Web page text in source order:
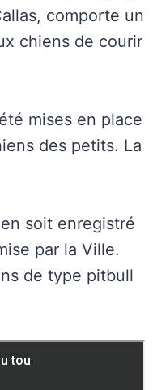
comporte un
chiens de courir
mises en place
des petits. La
soit enregistré
par la Ville.
de type pitbull